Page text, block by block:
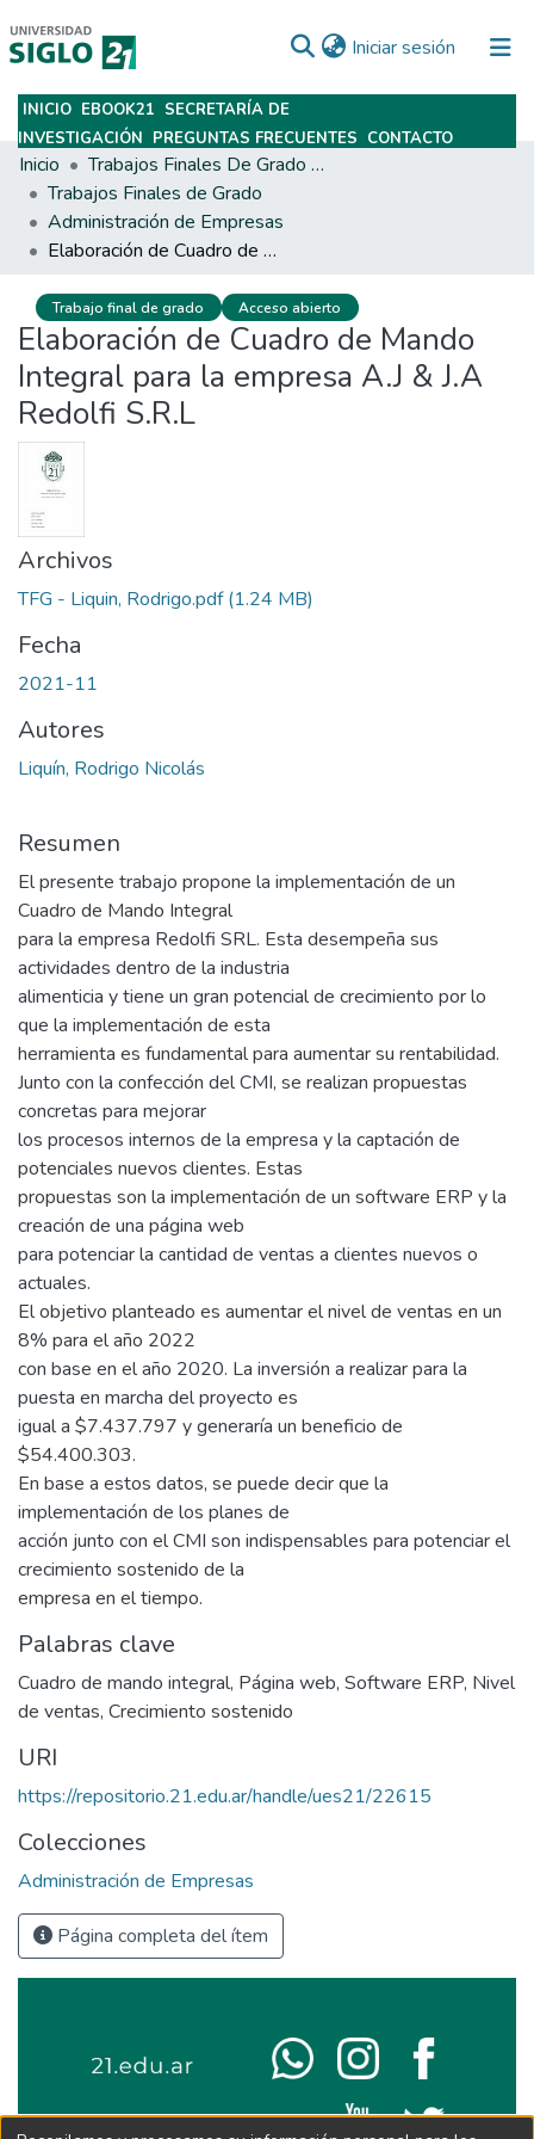
Iniciar sesión (current)
Subir
INICIO EBOOK21 SECRETARÍA DE
INVESTIGACIÓN PREGUNTAS FRECUENTES CONTACTO
Inicio
Trabajos Finales De Grado Y Posgrado
Trabajos Finales de Grado
Administración de Empresas
Elaboración de Cuadro de Mando Integral para la empresa A.J & J.A Redolfi S.R.L
Trabajo final de grado Acceso abierto
Elaboración de Cuadro de Mando
Integral para la empresa A.J & J.A
Redolfi S.R.L
Archivos
TFG - Liquin, Rodrigo.pdf(1.24 MB)
Fecha
2021-11
Autores
Liquín, Rodrigo Nicolás
Resumen
El presente trabajo propone la implementación de un
Cuadro de Mando Integral
para la empresa Redolfi SRL. Esta desempeña sus
actividades dentro de la industria
alimenticia y tiene un gran potencial de crecimiento por lo
que la implementación de esta
herramienta es fundamental para aumentar su rentabilidad.
Junto con la confección del CMI, se realizan propuestas
concretas para mejorar
los procesos internos de la empresa y la captación de
potenciales nuevos clientes. Estas
propuestas son la implementación de un software ERP y la
creación de una página web
para potenciar la cantidad de ventas a clientes nuevos o
actuales.
El objetivo planteado es aumentar el nivel de ventas en un
8% para el año 2022
con base en el año 2020. La inversión a realizar para la
puesta en marcha del proyecto es
igual a $7.437.797 y generaría un beneficio de
$54.400.303.
En base a estos datos, se puede decir que la
implementación de los planes de
acción junto con el CMI son indispensables para potenciar el
crecimiento sostenido de la
empresa en el tiempo.
Palabras clave
Cuadro de mando integral, Página web, Software ERP, Nivel
de ventas, Crecimiento sostenido
URI
https://repositorio.21.edu.ar/handle/ues21/22615
Colecciones
Administración de Empresas
Página completa del ítem